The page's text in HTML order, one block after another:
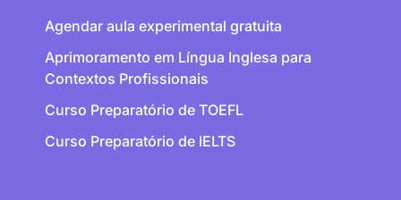
Agendar aula experimental gratuita
Aprimoramento em Língua Inglesa para
Contextos Profissionais
Curso Preparatório de TOEFL
Curso Preparatório de IELTS